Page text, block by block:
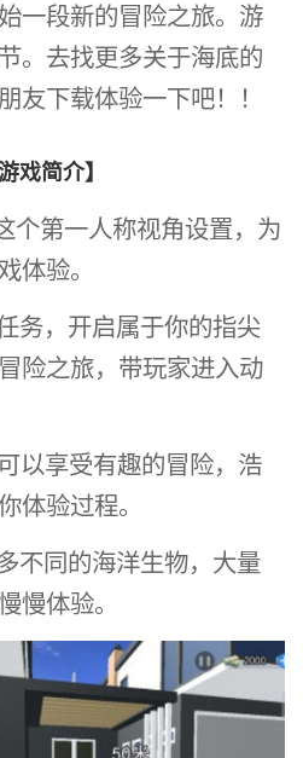
一段新的冒险之旅。游
。去找更多关于海底的
友下载体验一下吧！！
戏简介】
个第一人称视角设置，为
体验。
务，开启属于你的指尖
险之旅，带玩家进入动
以享受有趣的冒险，浩
体验过程。
不同的海洋生物，大量
慢体验。